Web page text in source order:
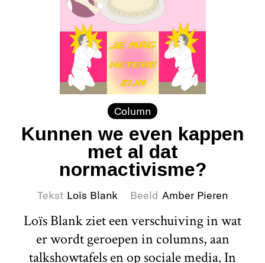
Column
Kunnen we even kappen
met al dat
normactivisme?
Tekst Loïs Blank Beeld Amber Pieren
Loïs Blank ziet een verschuiving in wat
er wordt geroepen in columns, aan
talkshowtafels en op sociale media. In